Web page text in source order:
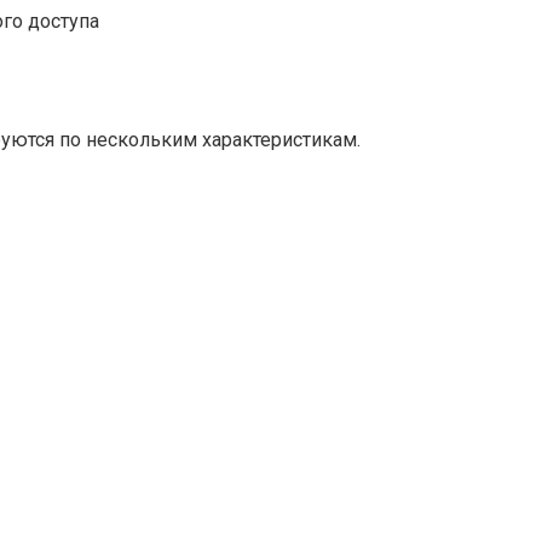
доступа
по нескольким характеристикам.